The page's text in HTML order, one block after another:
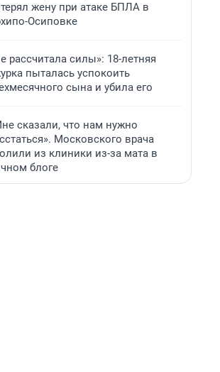
жену при атаке БПЛА в
Осиповке
рассчитала силы»: 18-летняя
пыталась успокоить
сына и убила его
сказали, что нам нужно
Московского врача
из клиники из-за мата в
блоге